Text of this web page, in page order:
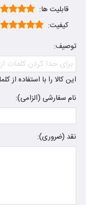
قابلیت ها:
کیفیت:
توصیف:
این کالا را با استفاده از
نام سفارشی (الزامی):
نقد (ضروری):